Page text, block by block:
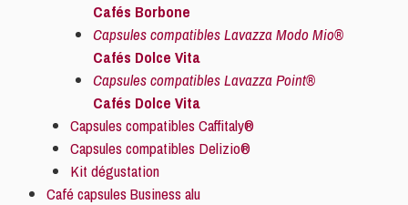
Cafés Borbone
Capsules compatibles Lavazza Modo Mio®
Cafés Dolce Vita
Capsules compatibles Lavazza Point®
Cafés Dolce Vita
Capsules compatibles Caffitaly®
Capsules compatibles Delizio®
Kit dégustation
Café capsules Business alu